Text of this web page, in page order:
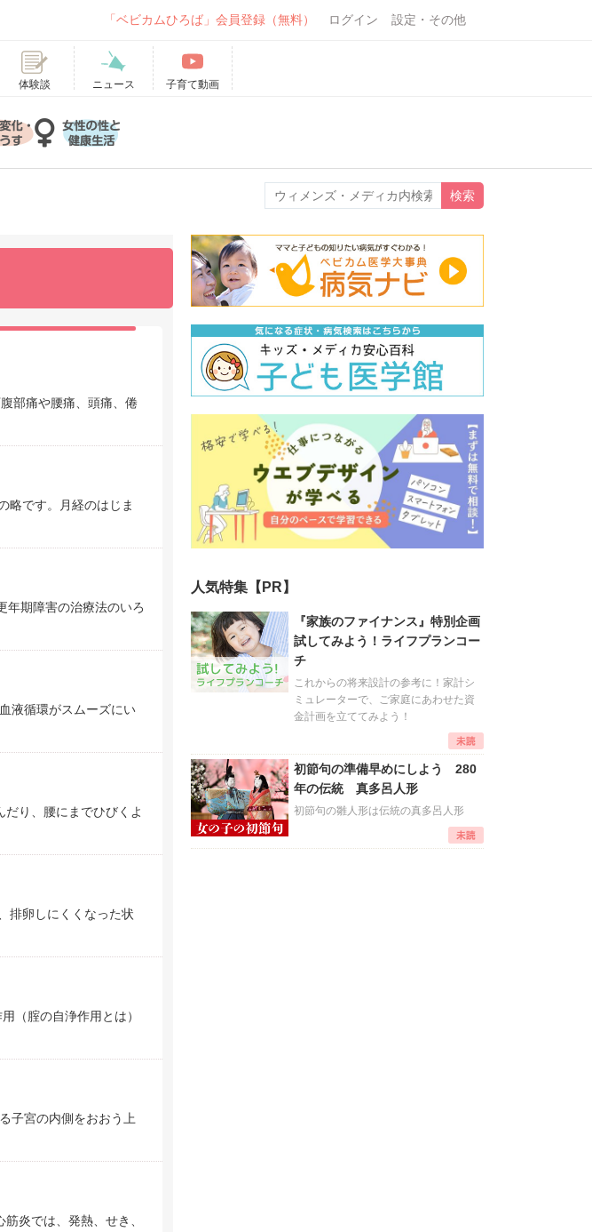
「ベビカムひろば」会員登録（無料） ログイン 設定・その他
体験談 ニュース 子育て動画
部痛や腰痛、頭痛、倦
です。月経のはじま
年期障害の治療法のいろ
液循環がスムーズにい
り、腰にまでひびくよ
排卵しにくくなった状
（腟の自浄作用とは）
子宮の内側をおおう上
炎では、発熱、せき、
人気特集【PR】
『家族のファイナンス』特別企画
試してみよう！ライフプランコー
チ
これからの将来設計の参考に！家計シ
ミュレーターで、ご家庭にあわせた資
金計画を立ててみよう！
初節句の準備早めにしよう 280
年の伝統 真多呂人形
初節句の雛人形は伝統の真多呂人形